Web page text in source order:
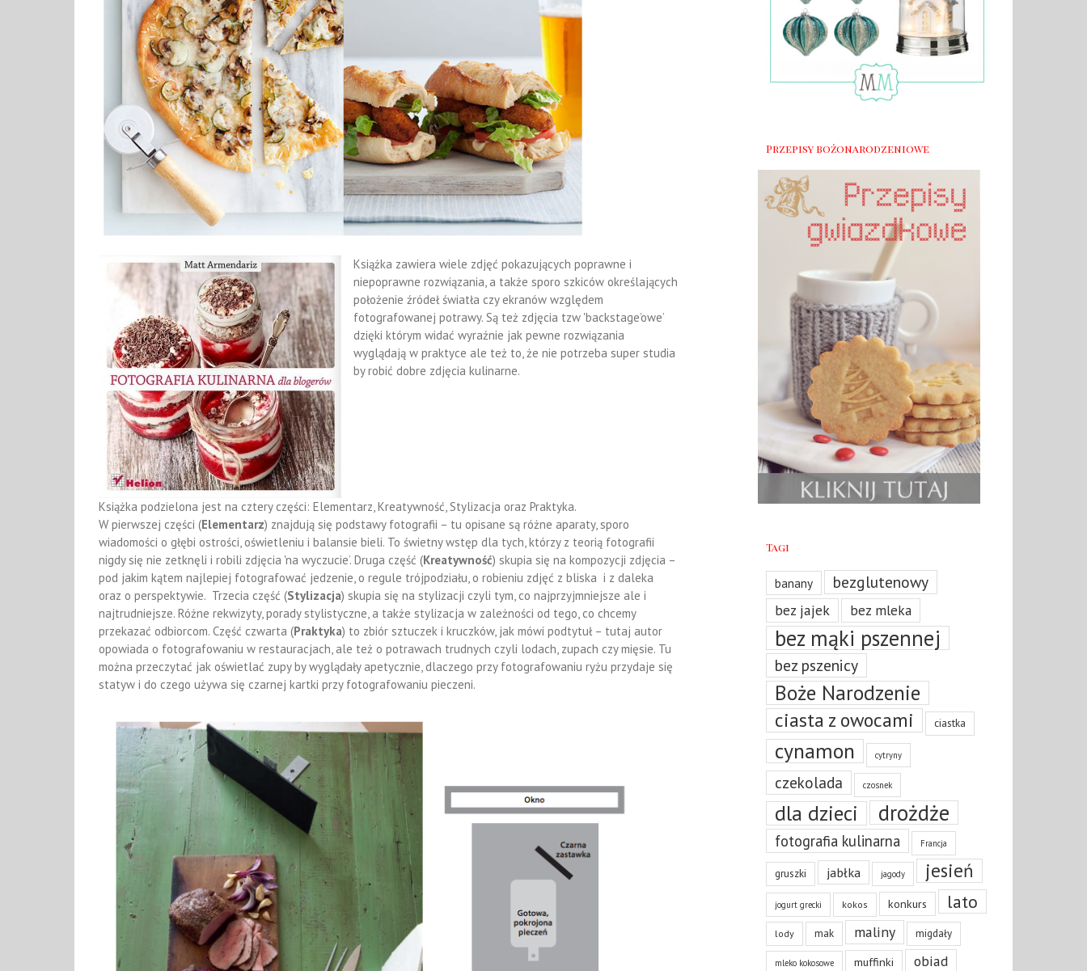
Książka podzielona jest na cztery części: Elementarz, Kreatywność, Stylizacja oraz Praktyka.
W pierwszej części (Elementarz) znajdują się podstawy fotografii – tu opisane są różne aparaty, sporo
wiadomości o głębi ostrości, oświetleniu i balansie bieli. To świetny wstęp dla tych, którzy z teorią fotografii
nigdy się nie zetknęli i robili zdjęcia 'na wyczucie’. Druga część (Kreatywność) skupia się na kompozycji zdjęcia –
pod jakim kątem najlepiej fotografować jedzenie, o regule trójpodziału, o robieniu zdjęć z bliska i z daleka
oraz o perspektywie. Trzecia część (Stylizacja) skupia się na stylizacji czyli tym, co najprzyjmniejsze ale i
najtrudniejsze. Różne rekwizyty, porady stylistyczne, a także stylizacja w zależności od tego, co chcemy
przekazać odbiorcom. Część czwarta (Praktyka) to zbiór sztuczek i kruczków, jak mówi podtytuł – tutaj autor
opowiada o fotografowaniu w restauracjach, ale też o potrawach trudnych czyli lodach, zupach czy mięsie. Tu
można przeczytać jak oświetlać zupy by wyglądały apetycznie, dlaczego przy fotografowaniu ryżu przydaje się
statyw i do czego używa się czarnej kartki przy fotografowaniu pieczeni.
Książka zawiera wiele zdjęć pokazujących poprawne i
niepoprawne rozwiązania, a także sporo szkiców określających
położenie źródeł światła czy ekranów względem
fotografowanej potrawy. Są też zdjęcia tzw 'backstage’owe’
dzięki którym widać wyraźnie jak pewne rozwiązania
wyglądają w praktyce ale też to, że nie potrzeba super studia
by robić dobre zdjęcia kulinarne.
Przepisy bożonarodzeniowe
Tagi
banany bezglutenowy
bez jajek bez mleka
bez mąki pszennej
bez pszenicy
Boże Narodzenie
ciasta z owocami ciastka
cynamon cytryny
czekolada czosnek
dla dzieci drożdże
fotografia kulinarna Francja
gruszki jabłka jagody jesień
jogurt grecki kokos konkurs lato
lody mak maliny migdały
mleko kokosowe muffinki obiad